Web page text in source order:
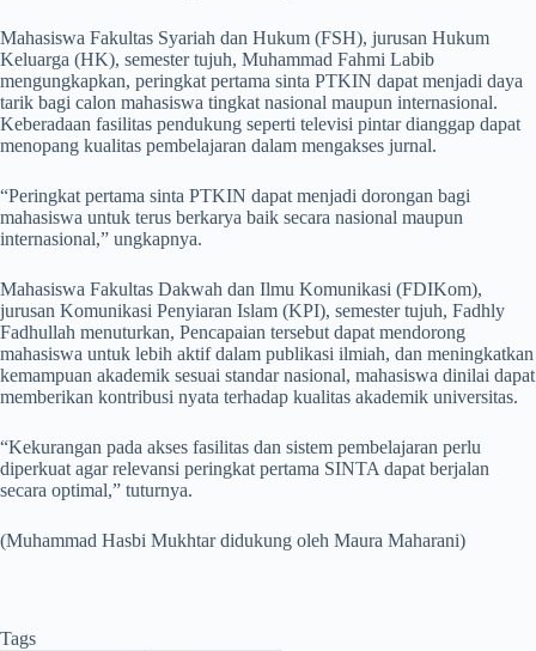
Mahasiswa Fakultas Syariah dan Hukum (FSH), jurusan Hukum
Keluarga (HK), semester tujuh, Muhammad Fahmi Labib
mengungkapkan, peringkat pertama sinta PTKIN dapat menjadi daya
tarik bagi calon mahasiswa tingkat nasional maupun internasional.
Keberadaan fasilitas pendukung seperti televisi pintar dianggap dapat
menopang kualitas pembelajaran dalam mengakses jurnal.
“Peringkat pertama sinta PTKIN dapat menjadi dorongan bagi
mahasiswa untuk terus berkarya baik secara nasional maupun
internasional,” ungkapnya.
Mahasiswa Fakultas Dakwah dan Ilmu Komunikasi (FDIKom),
jurusan Komunikasi Penyiaran Islam (KPI), semester tujuh, Fadhly
Fadhullah menuturkan, Pencapaian tersebut dapat mendorong
mahasiswa untuk lebih aktif dalam publikasi ilmiah, dan meningkatkan
kemampuan akademik sesuai standar nasional, mahasiswa dinilai dapat
memberikan kontribusi nyata terhadap kualitas akademik universitas.
“Kekurangan pada akses fasilitas dan sistem pembelajaran perlu
diperkuat agar relevansi peringkat pertama SINTA dapat berjalan
secara optimal,” tuturnya.
(Muhammad Hasbi Mukhtar didukung oleh Maura Maharani)
Tags